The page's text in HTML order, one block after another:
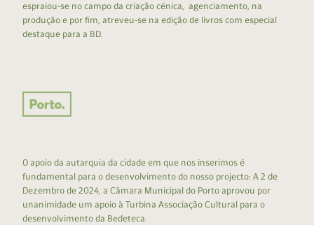
espraiou-se no campo da criação cénica, agenciamento, na
produção e por fim, atreveu-se na edição de livros com especial
destaque para a BD.
O apoio da autarquia da cidade em que nos inserimos é
fundamental para o desenvolvimento do nosso projecto: A 2 de
Dezembro de 2024, a Câmara Municipal do Porto aprovou por
unanimidade um apoio à Turbina Associação Cultural para o
desenvolvimento da Bedeteca.